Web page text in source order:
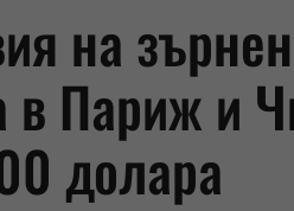
на
Париж и
долара